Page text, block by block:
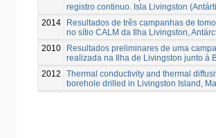
registro continuo. Isla Livingston
2014
Resultados de três campanhas de
no sítio CALM da Ilha Livingston,
2010
Resultados preliminares de uma
realizada na Ilha de Livingston junto à
2012
Thermal conductivity and thermal
borehole drilled in Livingston Island,